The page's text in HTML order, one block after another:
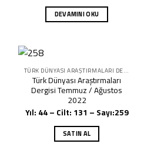
DEVAMINI OKU
TÜRK DÜNYASI ARAŞTIRMALARI DERGISI
Türk Dünyası Araştırmaları
Dergisi Temmuz / Ağustos
2022
Yıl: 44 – Cilt: 131 – Sayı:259
SATIN AL